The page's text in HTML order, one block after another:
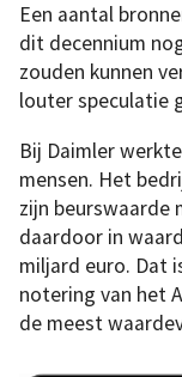
Een aantal
dit decennium
zouden kunnen
louter speculatie
Bij Daimler
mensen. Het
zijn beurswaarde
daardoor in
miljard euro. Dat
notering van het
de meest